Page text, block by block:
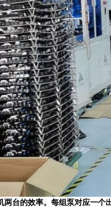
两台的效率。每组泵对应一个